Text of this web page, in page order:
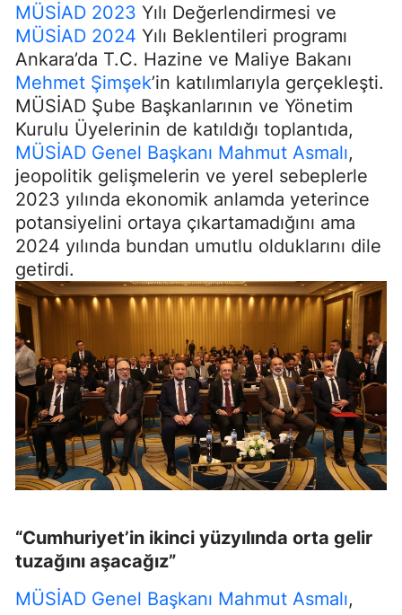
MÜSİAD 2023 Yılı Değerlendirmesi ve
MÜSİAD 2024 Yılı Beklentileri programı
Ankara’da T.C. Hazine ve Maliye Bakanı
Mehmet Şimşek’in katılımlarıyla gerçekleşti.
MÜSİAD Şube Başkanlarının ve Yönetim
Kurulu Üyelerinin de katıldığı toplantıda,
MÜSİAD Genel Başkanı Mahmut Asmalı,
jeopolitik gelişmelerin ve yerel sebeplerle
2023 yılında ekonomik anlamda yeterince
potansiyelini ortaya çıkartamadığını ama
2024 yılında bundan umutlu olduklarını dile
getirdi.
“Cumhuriyet’in ikinci yüzyılında orta gelir
tuzağını aşacağız”
MÜSİAD Genel Başkanı Mahmut Asmalı,